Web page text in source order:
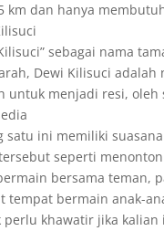
km dan hanya
sebagai nama
Dewi Kilisuci
untuk menjadi resi,
satu ini memiliki
seperti
bersama teman,
tempat bermain anak-
khawatir jika